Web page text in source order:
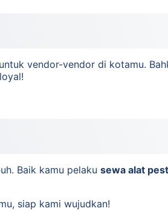
vendor-vendor di kotamu.
Baik kamu pelaku sewa alat
siap kami wujudkan!